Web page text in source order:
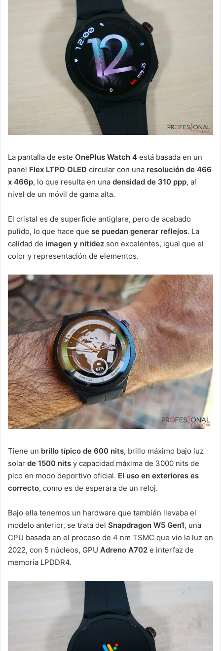
La pantalla de este OnePlus Watch 4 está basada en un
panel Flex LTPO OLED circular con una resolución de 466
x 466p, lo que resulta en una densidad de 310 ppp, al
nivel de un móvil de gama alta.
El cristal es de superficie antiglare, pero de acabado
pulido, lo que hace que se puedan generar reflejos. La
calidad de imagen y nitidez son excelentes, igual que el
color y representación de elementos.
Tiene un brillo típico de 600 nits, brillo máximo bajo luz
solar de 1500 nits y capacidad máxima de 3000 nits de
pico en modo deportivo oficial. El uso en exteriores es
correcto, como es de esperara de un reloj.
Bajo ella tenemos un hardware que también llevaba el
modelo anterior, se trata del Snapdragon W5 Gen1, una
CPU basada en el proceso de 4 nm TSMC que vio la luz en
2022, con 5 núcleos, GPU Adreno A702 e interfaz de
memoria LPDDR4.